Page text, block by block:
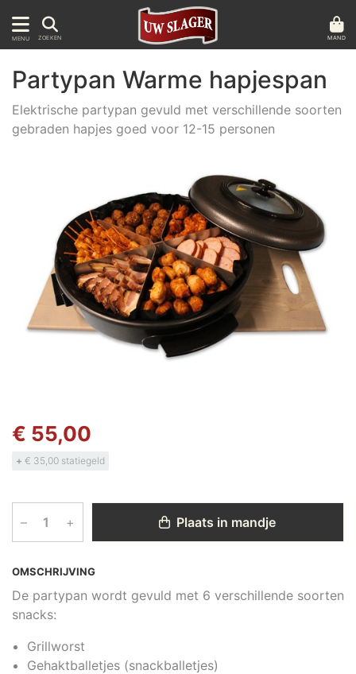
MENU ZOEKEN MAND
OMSCHRIJVING
De partypan wordt gevuld met 6 verschillende soorten
snacks:
Grillworst
Gehaktballetjes (snackballetjes)
Partypan Warme hapjespan
Elektrische partypan gevuld met verschillende soorten
gebraden hapjes goed voor 12-15 personen
€ 55,00
+ € 35,00 statiegeld
– + Plaats in mandje